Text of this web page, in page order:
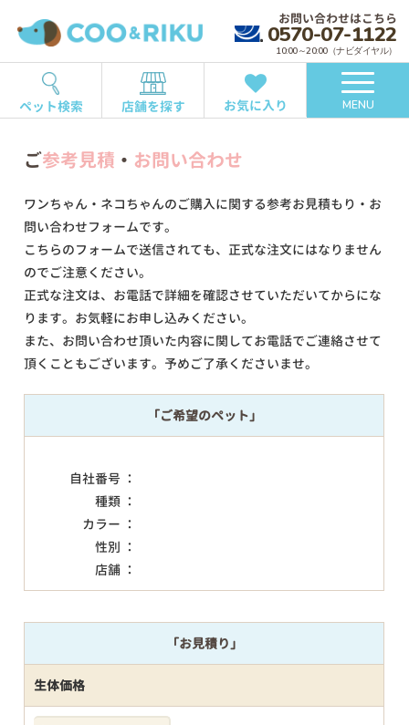
お問い合わせはこちら
0570-07-1122
10:00～20:00（ナビダイヤル）
ペット検索 店舗を探す お気に入り MENU
ご参考見積 ・ お問い合わせ
ワンちゃん・ネコちゃんのご購入に関する参考お見積もり・お
問い合わせフォームです。
こちらのフォームで送信されても、正式な注文にはなりません
のでご注意ください。
正式な注文は、お電話で詳細を確認させていただいてからにな
ります。お気軽にお申し込みください。
また、お問い合わせ頂いた内容に関してお電話でご連絡させて
頂くこともございます。予めご了承くださいませ。
「ご希望のペット」
自社番号 ：
種類 ：
カラー ：
性別 ：
店舗 ：
「お見積り」
生体価格